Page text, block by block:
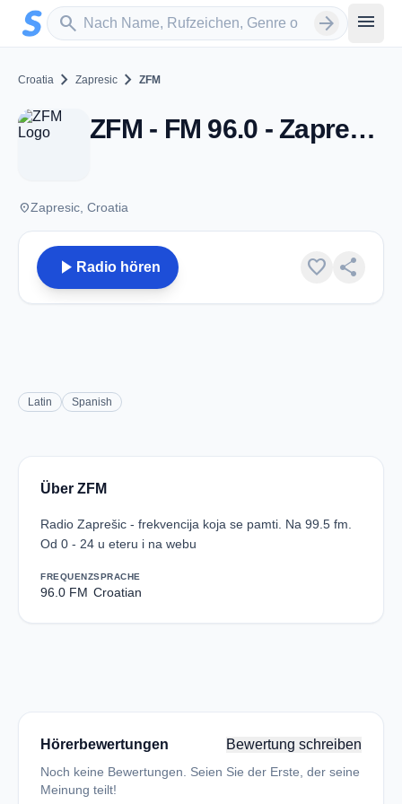
Zum Hauptinhalt springen
search
Sender suchen arrow_forward menu
Croatia chevron_right Zapresic chevron_right ZFM
ZFM - FM 96.0 - Zapresic
placeZapresic, Croatia
play_arrow Radio hören favorite share
Latin Spanish
Über ZFM
Radio Zaprešic - frekvencija koja se pamti. Na 99.5 fm.
Od 0 - 24 u eteru i na webu
FREQUENZ
96.0 FM
SPRACHE
Croatian
Hörerbewertungen Bewertung schreiben
Noch keine Bewertungen. Seien Sie der Erste, der seine
Meinung teilt!